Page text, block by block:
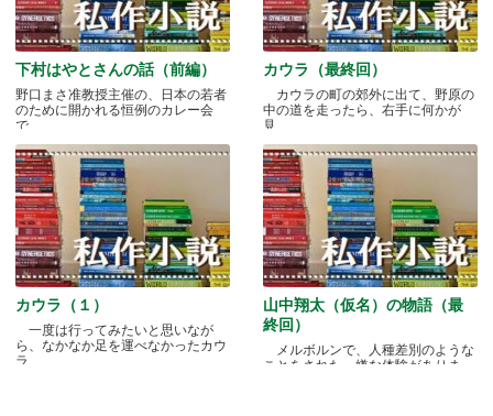
下村はやとさんの話（前編）
野口まさ准教授主催の、日本の若者
のために開かれる恒例のカレー会
で.....
カウラ（最終回）
カウラの町の郊外に出て、野原の
中の道を走ったら、右手に何かが
見.....
カウラ（１）
一度は行ってみたいと思いなが
ら、なかなか足を運べなかったカウ
ラ.....
山中翔太（仮名）の物語（最
終回）
メルボルンで、人種差別のような
ことをされた、嫌な体験がありま